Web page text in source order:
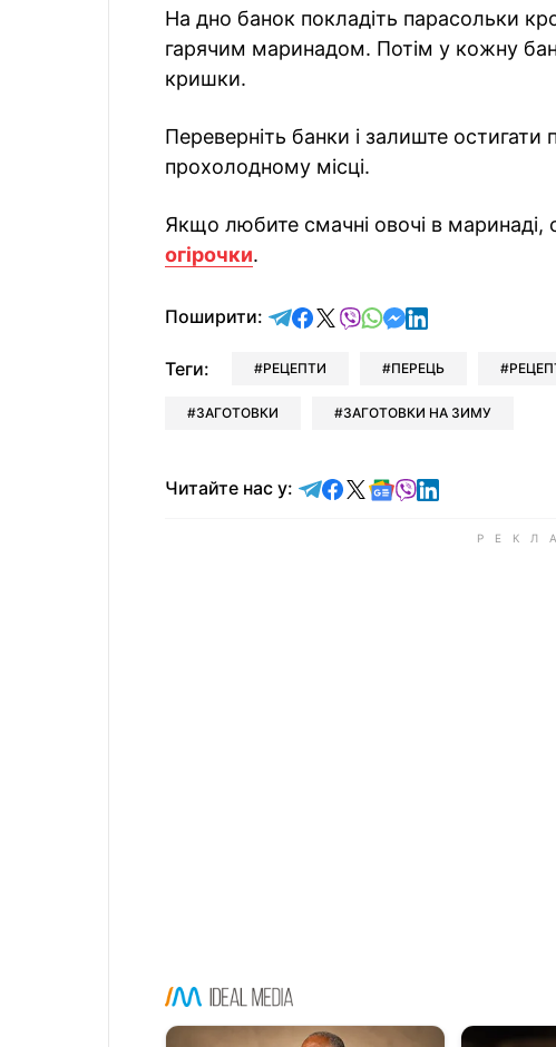
На дно банок покладіть парасольки
гарячим маринадом. Потім у кожну
кришки.
Переверніть банки і залиште
прохолодному місці.
Якщо любите смачні овочі в маринаді,
огірочки.
Поширити: відправити у Telegram
поділитись у Facebook
поділитись у X
відправити у Viber
відправити у
відправити у
відправити у
Теги: РЕЦЕПТИ ПЕРЕЦЬ
ЗАГОТОВКИ ЗАГОТОВКИ НА ЗИМУ
Читайте нас у: Читайте у Telegram
Читайте у Facebook
Читайте у X
Читайте у Google
Читайте у Viber
Читайте у